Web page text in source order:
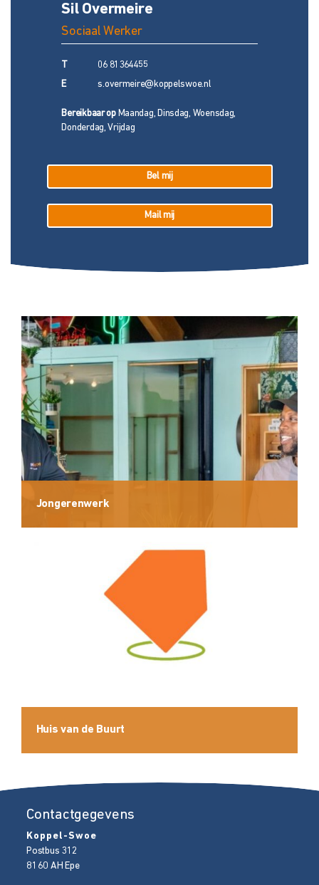
Sil Overmeire
Sociaal Werker
06 81364455
E s.overmeire@koppelswoe.nl
Bereikbaar opMaandag, Dinsdag, Woensdag,
Donderdag, Vrijdag
Bel mij
Mail mij
Jongerenwerk
Huis van de Buurt
Contactgegevens
Koppel-Swoe
Postbus 312
8160 AH Epe